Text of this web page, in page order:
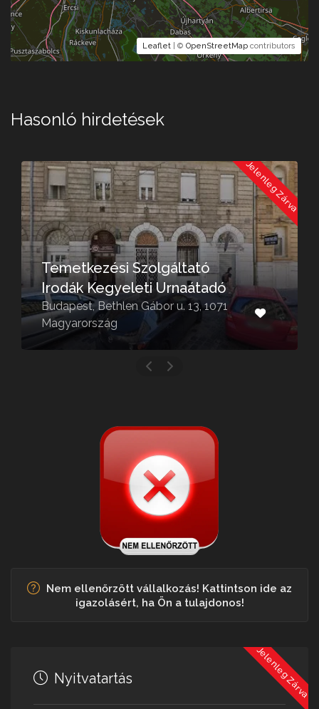
Leaflet | © OpenStreetMap contributors
Hasonló hirdetések
Jelenleg Zárva
Temetkezési Szolgáltató
Irodák Kegyeleti Urnaátadó
Budapest, Bethlen Gábor u. 13, 1071
Magyarország
Nem ellenőrzött vállalkozás! Kattintson ide az
igazolásért, ha Ön a tulajdonos!
Jelenleg Zárva
Nyitvatartás